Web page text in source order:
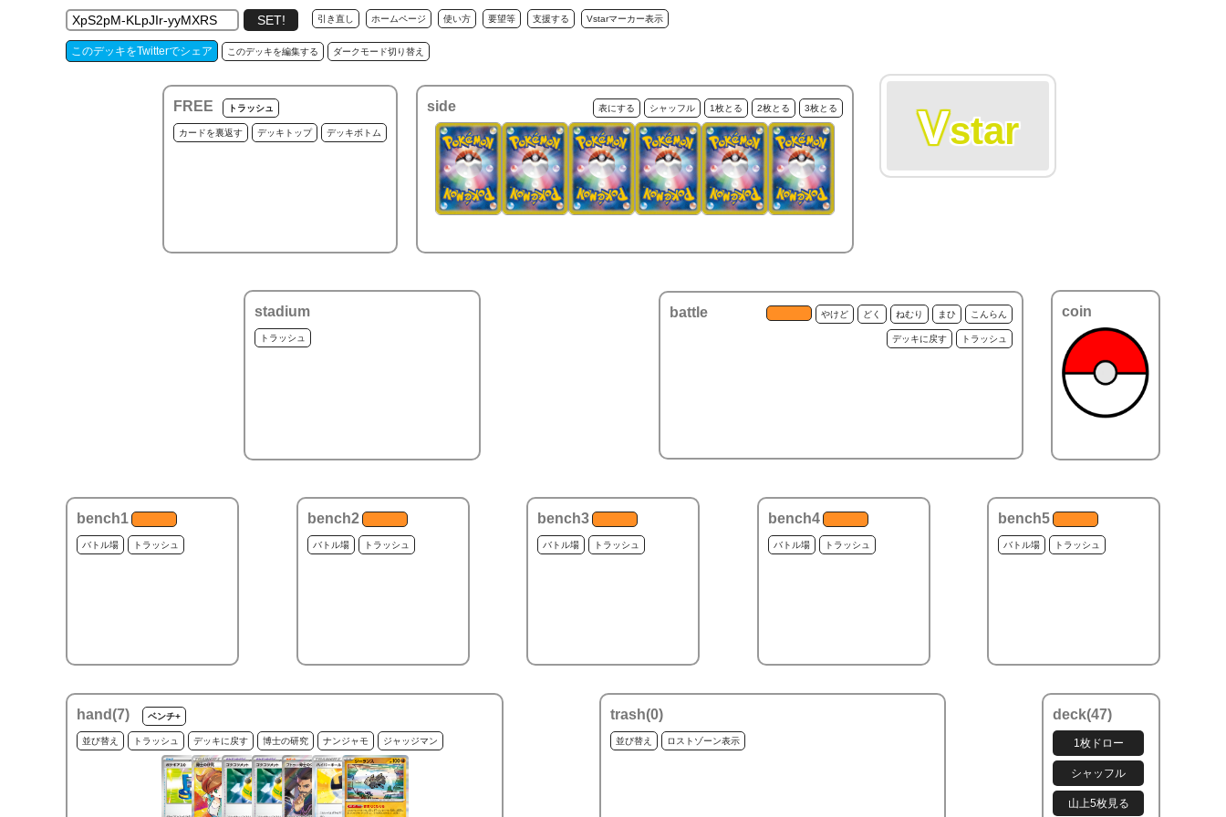
引き直し ホームページ 使い方 要望等 支援する Vstarマーカー表示
このデッキをTwitterでシェア このデッキを編集する ダークモード切り替え
FREE トラッシュ
カードを裏返す デッキトップ デッキボトム
side 表にする シャッフル 1枚とる 2枚とる 3枚とる Vstar
stadium
トラッシュ
battle やけど どく ねむり まひ こんらん
デッキに戻す トラッシュ
coin
bench1
バトル場 トラッシュ
bench2
バトル場 トラッシュ
bench3
バトル場 トラッシュ
bench4
バトル場 トラッシュ
bench5
バトル場 トラッシュ
hand(7) ベンチ+
並び替え トラッシュ デッキに戻す 博士の研究 ナンジャモ ジャッジマン
trash(0)
並び替え ロストゾーン表示
deck(47)